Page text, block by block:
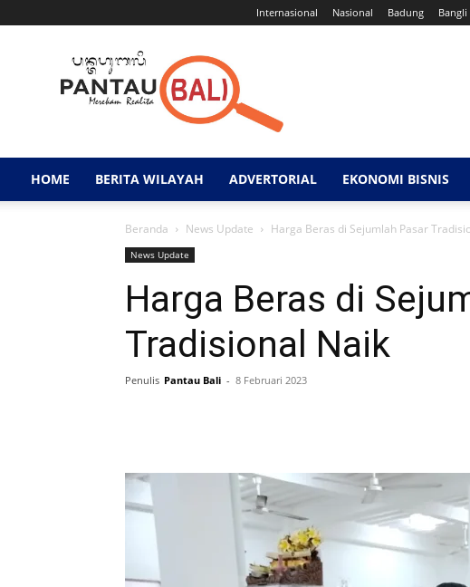
Internasional Nasional Badung Bangli
Pantau
Bali
HOME BERITA WILAYAH ADVERTORIAL EKONOMI BISNIS
Beranda News Update Harga Beras di Sejumlah Pasar
News Update
Harga Beras di
Tradisional Naik
Penulis Pantau Bali - 8 Februari 2023